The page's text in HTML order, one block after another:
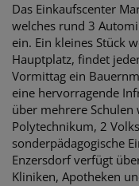
Das Einkaufscenter
welches rund 3
ein. Ein kleines Stück
Hauptplatz, findet
Vormittag ein
eine hervorragende
über mehrere
Polytechnikum, 2
sonderpädagogische
Enzersdorf verfügt
Kliniken, Apotheken